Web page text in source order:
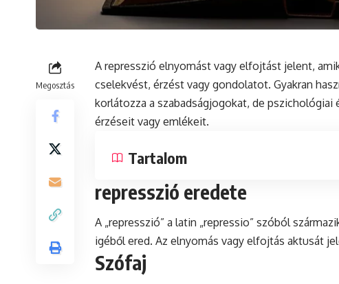
Megosztás
A represszió elnyomást vagy elfojtást jelent,
cselekvést, érzést vagy gondolatot. Gyakran
korlátozza a szabadságjogokat, de pszichológiai
érzéseit vagy emlékeit.
Tartalom
represszió eredete
A „represszió” a latin „repressio” szóból
igéből ered. Az elnyomás vagy elfojtás aktusát
Szófaj